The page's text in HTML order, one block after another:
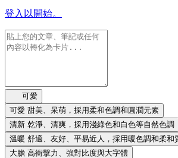
登入以開始。
可愛
可愛 甜美、呆萌，採用柔和色調和圓潤元素
清新 乾淨、清爽，採用淺綠色和白色等自然色調
溫暖 舒適、友好、平易近人，採用暖色調和柔和
大膽 高衝擊力、強對比度與大字體